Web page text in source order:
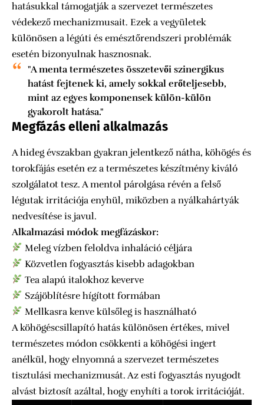
hatásukkal támogatják a szervezet természetes
védekező mechanizmusait. Ezek a vegyületek
különösen a légúti és emésztőrendszeri problémák
esetén bizonyulnak hasznosnak.
"A menta természetes összetevői szinergikus
hatást fejtenek ki, amely sokkal erőteljesebb,
mint az egyes komponensek külön-külön
gyakorolt hatása."
Megfázás elleni alkalmazás
A hideg évszakban gyakran jelentkező nátha, köhögés és
torokfájás esetén ez a természetes készítmény kiváló
szolgálatot tesz. A mentol párolgása révén a felső
légutak irritációja enyhül, miközben a nyálkahártyák
nedvesítése is javul.
Alkalmazási módok megfázáskor:
Meleg vízben feloldva inhaláció céljára
Közvetlen fogyasztás kisebb adagokban
Tea alapú italokhoz keverve
Szájöblítésre hígított formában
Mellkasra kenve külsőleg is használható
A köhögéscsillapító hatás különösen értékes, mivel
természetes módon csökkenti a köhögési ingert
anélkül, hogy elnyomná a szervezet természetes
tisztulási mechanizmusát. Az esti fogyasztás nyugodt
alvást biztosít azáltal, hogy enyhíti a torok irritációját.